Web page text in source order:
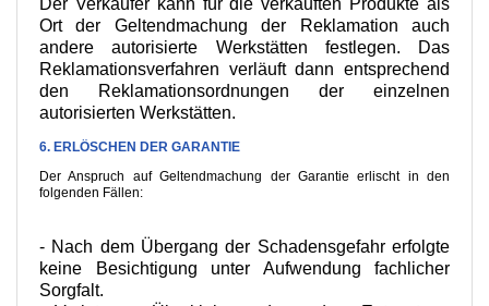
Der Verkäufer kann für die verkauften Produkte als
Ort der Geltendmachung der Reklamation auch
andere autorisierte Werkstätten festlegen. Das
Reklamationsverfahren verläuft dann entsprechend
den Reklamationsordnungen der einzelnen
autorisierten Werkstätten.
6. ERLÖSCHEN DER GARANTIE
Der Anspruch auf Geltendmachung der Garantie erlischt in den
folgenden Fällen:
- Nach dem Übergang der Schadensgefahr erfolgte
keine Besichtigung unter Aufwendung fachlicher
Sorgfalt.